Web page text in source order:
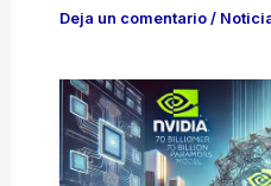
Deja un comentario /